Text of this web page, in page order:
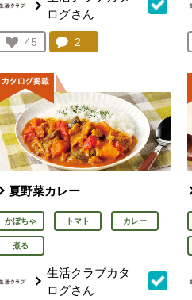
ログさん
お気に入り登録：
45
人が登録
コメント：
2
夏野菜カレー
かぼちゃ トマト カレー
煮る
生活クラブカタ
ログさん